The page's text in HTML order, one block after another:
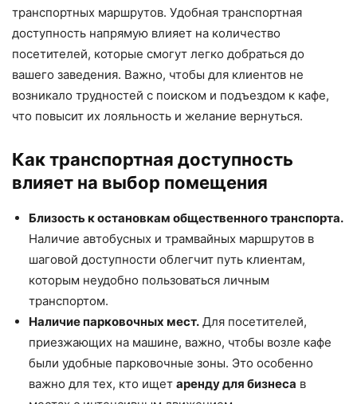
транспортных маршрутов. Удобная транспортная
доступность напрямую влияет на количество
посетителей, которые смогут легко добраться до
вашего заведения. Важно, чтобы для клиентов не
возникало трудностей с поиском и подъездом к кафе,
что повысит их лояльность и желание вернуться.
Как транспортная доступность
влияет на выбор помещения
Близость к остановкам общественного транспорта.
Наличие автобусных и трамвайных маршрутов в
шаговой доступности облегчит путь клиентам,
которым неудобно пользоваться личным
транспортом.
Наличие парковочных мест. Для посетителей,
приезжающих на машине, важно, чтобы возле кафе
были удобные парковочные зоны. Это особенно
важно для тех, кто ищет аренду для бизнеса в